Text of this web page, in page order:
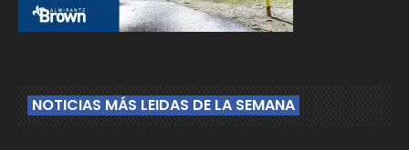
NOTICIAS MÁS LEIDAS DE LA SEMANA